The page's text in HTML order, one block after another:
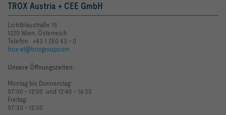
Belüftung
und
Klimatisierung
von
Räumen
TROX Austria + CEE GmbH
Lichtblaustraße 15
1220 Wien, Österreich
Telefon +43 1 250 43 - 0
trox-at@troxgroup.com
Unsere Öffnungszeiten:
Montag bis Donnerstag:
07:00 - 12:00 und 12:45 - 16:30
Freitag:
07:30 - 12:00